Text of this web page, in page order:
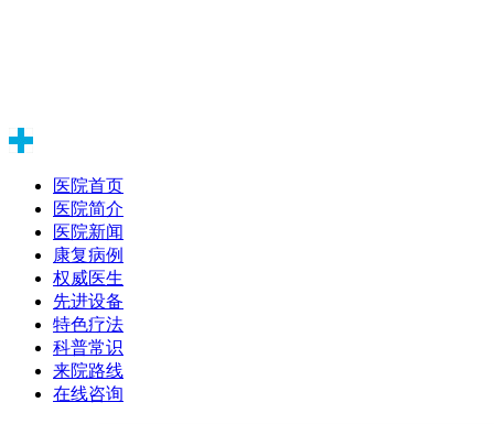
医院首页
医院简介
医院新闻
康复病例
权威医生
先进设备
特色疗法
科普常识
来院路线
在线咨询